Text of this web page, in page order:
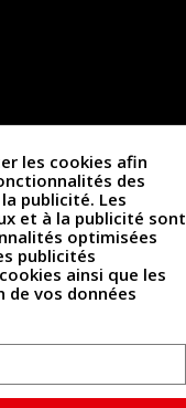
les cookies afin
des
publicité. Les
et à la publicité sont
optimisées
publicités
ainsi que les
vos données